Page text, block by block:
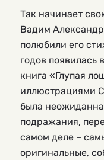
Так начинает
Вадим
полюбили его
годов
книга «Глупая
иллюстрациями
была
подражания,
самом деле –
оригинальные,